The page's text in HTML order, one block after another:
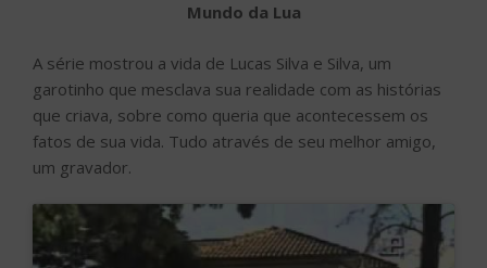
Mundo da Lua
A série mostrou a vida de Lucas Silva e Silva, um
garotinho que mesclava sua realidade com as histórias
que criava, sobre como queria que acontecessem os
fatos de sua vida. Tudo através de seu melhor amigo,
um gravador.